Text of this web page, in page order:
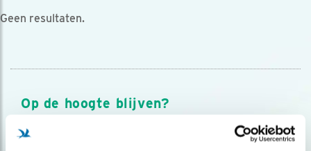
Geen resultaten.
Op de hoogte blijven?
Meld je aan en ontvang nieuws, inspiratie, acties en tips
over vogels en activiteiten van Vogelbescherming.